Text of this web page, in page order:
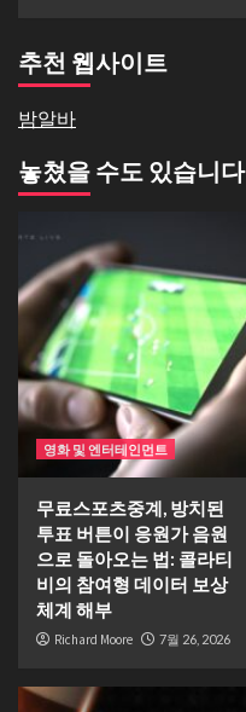
추천 웹사이트
밤알바
놓쳤을 수도 있습니다
영화 및 엔터테인먼트
무료스포츠중계, 방치된
투표 버튼이 응원가 음원
으로 돌아오는 법: 콜라티
비의 참여형 데이터 보상
체계 해부
Richard Moore 7월 26, 2026